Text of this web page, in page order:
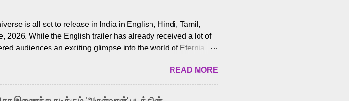
is all set to release in India in English, Hindi, Tamil,
2026. While the English trailer has already received a lot of
audiences an exciting glimpse into the world of Eternia,
powerful Tamil voice cast led by celebrated playback
the iconic superhero He-Man. Known for memorable songs
Maalai” from Ghajini, and “Mun Andhi” from 7 Aum Arivu,
READ MORE